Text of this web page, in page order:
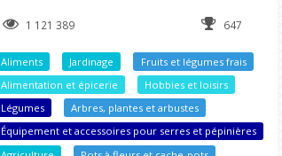
1 121 389 647
Aliments Jardinage
Fruits et légumes frais
Alimentation et épicerie
Hobbies et loisirs
Légumes
Arbres, plantes et arbustes
Équipement et accessoires pour serres et pépinières